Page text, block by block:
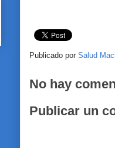
Publicado por Salud
No hay
Publicar un